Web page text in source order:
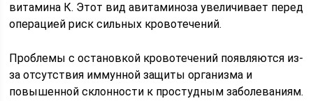
витамина К. Этот вид авитаминоза увеличивает перед
операцией риск сильных кровотечений.
Проблемы с остановкой кровотечений появляются из-
за отсутствия иммунной защиты организма и
повышенной склонности к простудным заболеваниям.